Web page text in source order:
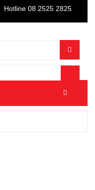
Hotline 08 2525 2825